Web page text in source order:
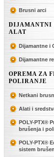
Brusni arci
DIJAMANTNI
ALAT
Dijamantne i
Dijamantne
OPREMA ZA
POLIRANJE
Netkani
Alati i
POLY-PTX®
brušenja i
POLY-PTX®
sistem